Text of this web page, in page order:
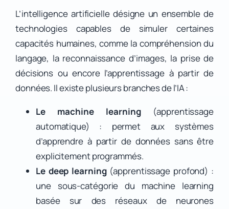
L’intelligence artificielle désigne un ensemble de
technologies capables de simuler certaines
capacités humaines, comme la compréhension du
langage, la reconnaissance d’images, la prise de
décisions ou encore l’apprentissage à partir de
données. Il existe plusieurs branches de l’IA :
Le machine learning(apprentissage
automatique) : permet aux systèmes
d’apprendre à partir de données sans être
explicitement programmés.
Le deep learning(apprentissage profond) :
une sous-catégorie du machine learning
basée sur des réseaux de neurones